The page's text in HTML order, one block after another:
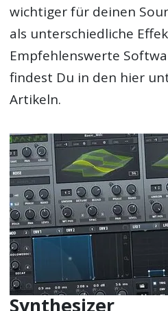
wichtiger für deinen
als unterschiedliche
Empfehlenswerte
findest Du in den hier
Artikeln.
Synthesizer